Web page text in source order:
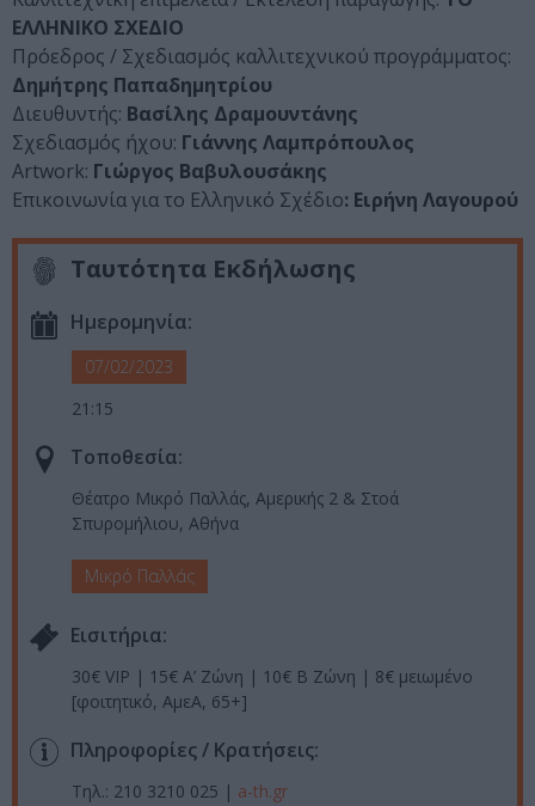
ΕΛΛΗΝΙΚΟ ΣΧΕΔΙΟ
Πρόεδρος / Σχεδιασμός καλλιτεχνικού προγράμματος:
Δημήτρης Παπαδημητρίου
Διευθυντής: Βασίλης Δραμουντάνης
Σχεδιασμός ήχου: Γιάννης Λαμπρόπουλος
Artwork: Γιώργος Βαβυλουσάκης
Επικοινωνία για το Ελληνικό Σχέδιο: Ειρήνη Λαγουρού
Ταυτότητα Εκδήλωσης
Ημερομηνία:
07/02/2023
21:15
Τοποθεσία:
Θέατρο Μικρό Παλλάς, Αμερικής 2 & Στοά
Σπυρομήλιου, Αθήνα
Μικρό Παλλάς
Eισιτήρια:
30€ VIP | 15€ A’ Ζώνη | 10€ Β Ζώνη | 8€ μειωμένο
[φοιτητικό, ΑμεΑ, 65+]
Πληροφορίες / Κρατήσεις:
Τηλ.: 210 3210 025 | a-th.gr